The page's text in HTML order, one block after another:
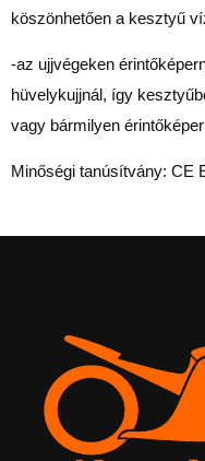
köszönhetően a kesztyű
-az ujjvégeken
hüvelykujjnál, így
vagy bármilyen
Minőségi tanúsítvány: CE